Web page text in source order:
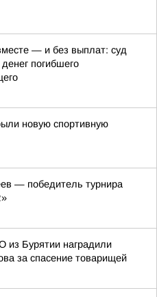
— и без выплат: суд
погибшего
новую спортивную
— победитель турнира
из Бурятии наградили
за спасение товарищей